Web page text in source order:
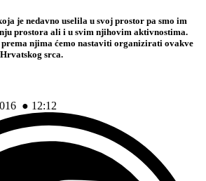
je nedavno uselila u svoj prostor pa smo im
prostora ali i u svim njihovim aktivnostima.
njima ćemo nastaviti organizirati ovakve
srca.
● 12:12